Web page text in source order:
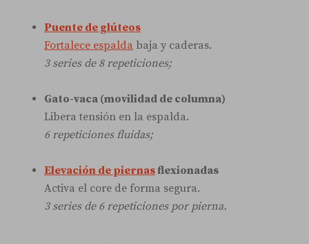
Puente de glúteos
Fortalece espalda baja y caderas.
3 series de 8 repeticiones;
Gato-vaca (movilidad de columna)
Libera tensión en la espalda.
6 repeticiones fluidas;
Elevación de piernasflexionadas
Activa el core de forma segura.
3 series de 6 repeticiones por pierna.